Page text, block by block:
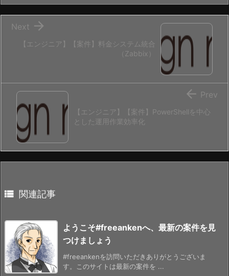
【エンジニア】【案件】料金システム統合
（Zabbix）

Next
【エンジニア】【案件】PowerShellを中心
とした運用作業効率化
 Prev
 関連記事
ようこそ#freeankenへ、最新の案件を見
つけましょう
#freeankenを訪問いただきありがとうございま
す。このサイトは最新の案件を ...